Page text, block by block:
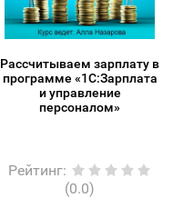
Рассчитываем зарплату в
программе «1С:Зарплата
и управление
персоналом»
Рейтинг:
(0.0)